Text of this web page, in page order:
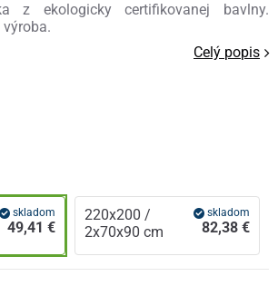
z ekologicky certifikovanej bavlny.
Celý popis
skladom
49,41 €
220x200 /
2x70x90 cm
skladom
82,38 €